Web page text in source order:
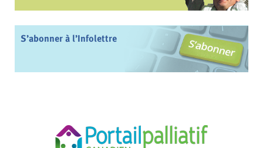
S’abonner à l’Infolettre